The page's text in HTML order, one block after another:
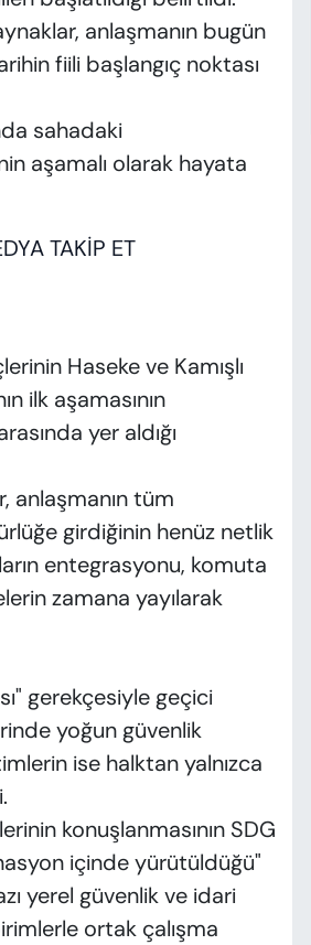
anlaşmanın bugün
fiili başlangıç noktası
sahadaki
aşamalı olarak hayata
TAKİP ET
Haseke ve Kamışlı
ilk aşamasının
yer aldığı
anlaşmanın tüm
girdiğinin henüz netlik
entegrasyonu, komuta
zamana yayılarak
gerekçesiyle geçici
yoğun güvenlik
ise halktan yalnızca
konuşlanmasının SDG
içinde yürütüldüğü"
yerel güvenlik ve idari
ortak çalışma